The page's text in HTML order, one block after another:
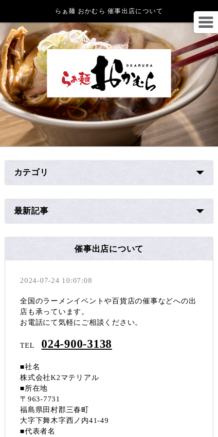
らぁ麺 おかむら 催事出店について
カテゴリ
最新記事
催事出店について
2024-07-24 10:07:08
全国のラーメンイベントや百貨店の催事などへの出
店も承っています。
お電話にて気軽にご相談ください。
TEL 024-900-3138
■社名
株式会社K2マテリアル
■所在地
〒963-7731
福島県田村郡三春町
大字下舞木字西ノ内41-49
■代表者名